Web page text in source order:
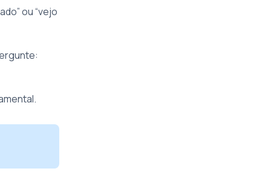
ou “vejo